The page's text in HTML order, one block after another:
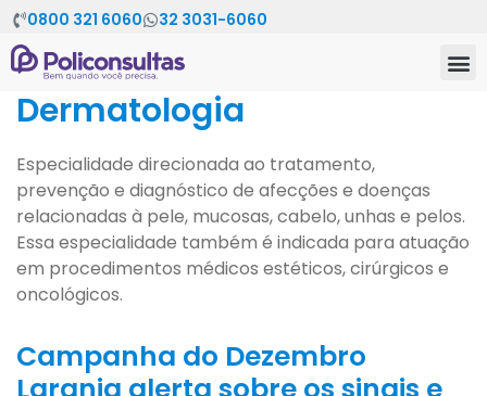
0800 321 6060 32 3031-6060
Dermatologia
Especialidade direcionada ao tratamento,
prevenção e diagnóstico de afecções e doenças
relacionadas à pele, mucosas, cabelo, unhas e pelos.
Essa especialidade também é indicada para atuação
em procedimentos médicos estéticos, cirúrgicos e
oncológicos.
Campanha do Dezembro